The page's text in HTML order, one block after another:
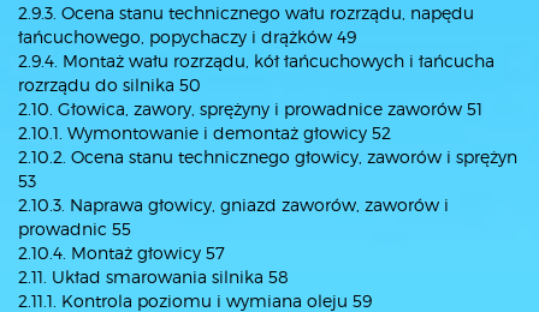
2.9.3. Ocena stanu technicznego wału rozrządu, napędu
łańcuchowego, popychaczy i drążków 49
2.9.4. Montaż wału rozrządu, kół łańcuchowych i łańcucha
rozrządu do silnika 50
2.10. Głowica, zawory, sprężyny i prowadnice zaworów 51
2.10.1. Wymontowanie i demontaż głowicy 52
2.10.2. Ocena stanu technicznego głowicy, zaworów i sprężyn
53
2.10.3. Naprawa głowicy, gniazd zaworów, zaworów i
prowadnic 55
2.10.4. Montaż głowicy 57
2.11. Układ smarowania silnika 58
2.11.1. Kontrola poziomu i wymiana oleju 59